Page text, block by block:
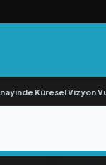
Küresel Vizyon